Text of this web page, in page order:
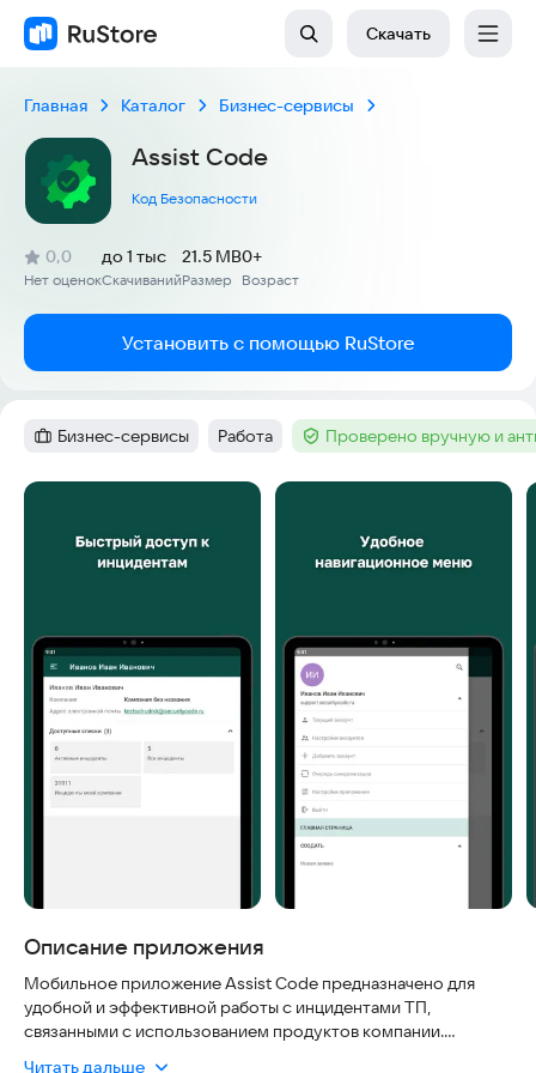
Скачать
Главная Каталог Бизнес-сервисы
Assist Сode
Код Безопасности
Рейтинг:
0,0
(
Нет оценок
)
Скачиваний
до 1 тыс
Размер
21.5 MB
Возраст
0+
Установить с помощью RuStore
Категория :
Бизнес-сервисы Тег:
Работа Тег :Проверено вручную и
Скриншоты
Описание приложения
Мобильное приложение Assist Code предназначено для
удобной и эффективной работы с инцидентами ТП,
связанными с использованием продуктов компании.
Читать дальше